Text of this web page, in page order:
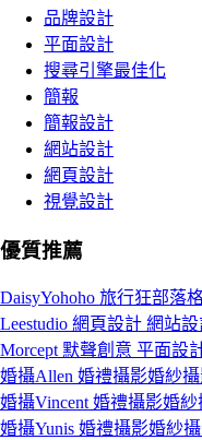
品牌設計
平面設計
搜尋引擎最佳化
簡報
簡報設計
網站設計
網頁設計
視覺設計
優質推薦
DaisyYohoho 旅行狂部落
Leestudio 網頁設計 網站設
Morcept 默聲創意 平面設
婚攝Allen 婚禮攝影婚紗
婚攝Vincent 婚禮攝影婚紗
婚攝Yunis 婚禮攝影婚紗